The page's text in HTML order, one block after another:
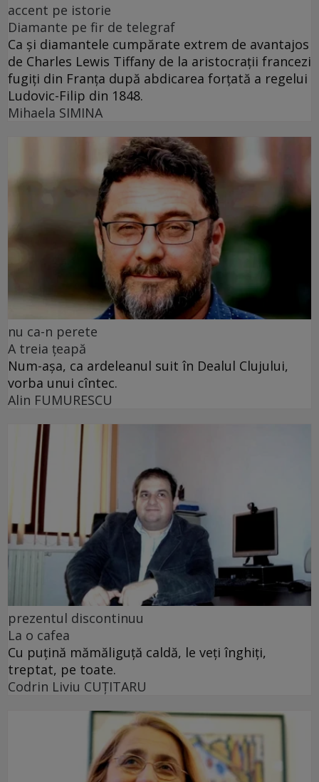
accent pe istorie
Diamante pe fir de telegraf
Ca și diamantele cumpărate extrem de avantajos
de Charles Lewis Tiffany de la aristocrații francezi
fugiți din Franța după abdicarea forțată a regelui
Ludovic-Filip din 1848.
Mihaela SIMINA
nu ca-n perete
A treia țeapă
Num-așa, ca ardeleanul suit în Dealul Clujului,
vorba unui cîntec.
Alin FUMURESCU
prezentul discontinuu
La o cafea
Cu puţină mămăliguţă caldă, le veţi înghiţi,
treptat, pe toate.
Codrin Liviu CUŢITARU